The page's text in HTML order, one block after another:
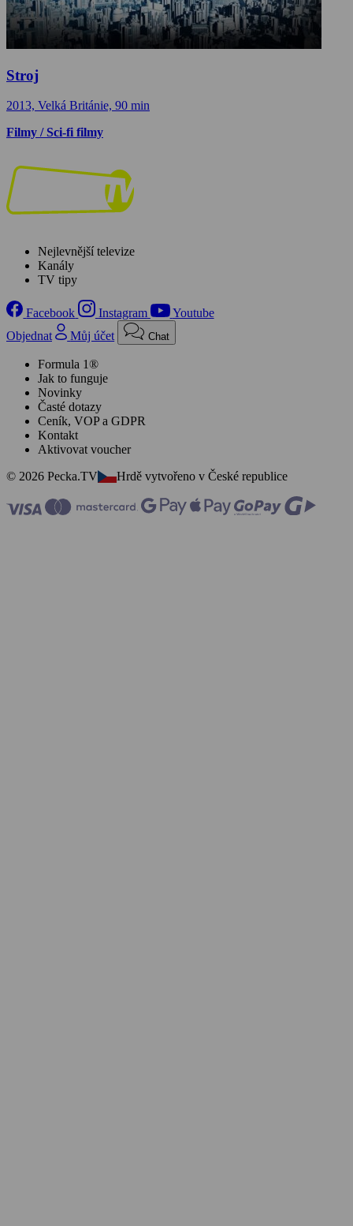
Stroj
2013, Velká Británie, 90 min
Filmy / Sci-fi filmy
Nejlevnější televize
Kanály
TV tipy
Facebook Instagram
Youtube
Objednat
Můj účet Chat
Formula 1®
Jak to funguje
Novinky
Časté dotazy
Ceník, VOP a GDPR
Kontakt
Aktivovat voucher
© 2026 Pecka.TV
Hrdě vytvořeno v České republice